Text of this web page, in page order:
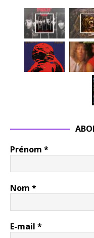
Prénom *
Nom *
E-mail *